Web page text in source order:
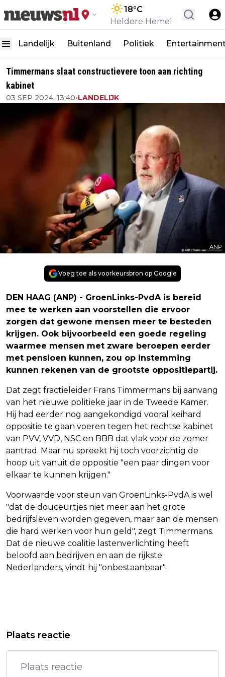
18°C
Heldere Hemel
Landelijk Buitenland Politiek
Timmermans slaat constructievere toon aan richting
kabinet
03 SEP 2024, 13:40•LANDELIJK
ANP
Voeg toe als voorkeursbron op Google
DEN HAAG (ANP) - GroenLinks-PvdA is bereid
mee te werken aan voorstellen die ervoor
zorgen dat gewone mensen meer te besteden
krijgen. Ook bijvoorbeeld een goede regeling
waarmee mensen met zware beroepen eerder
met pensioen kunnen, zou op instemming
kunnen rekenen van de grootste oppositiepartij.
Dat zegt fractieleider Frans Timmermans bij aanvang
van het nieuwe politieke jaar in de Tweede Kamer.
Hij had eerder nog aangekondigd vooral keihard
oppositie te gaan voeren tegen het rechtse kabinet
van PVV, VVD, NSC en BBB dat vlak voor de zomer
aantrad. Maar nu spreekt hij toch voorzichtig de
hoop uit vanuit de oppositie "een paar dingen voor
elkaar te kunnen krijgen."
Voorwaarde voor steun van GroenLinks-PvdA is wel
"dat de douceurtjes niet meer aan het grote
bedrijfsleven worden gegeven, maar aan de mensen
die hard werken voor hun geld", zegt Timmermans.
Dat de nieuwe coalitie lastenverlichting heeft
beloofd aan bedrijven en aan de rijkste
Nederlanders, vindt hij "onbestaanbaar".
DE PROTESTANTSE KERK IN
BOEING DAALT OP LAGER WALL
STREET NA VERKOOPADVIES
Plaats reactie